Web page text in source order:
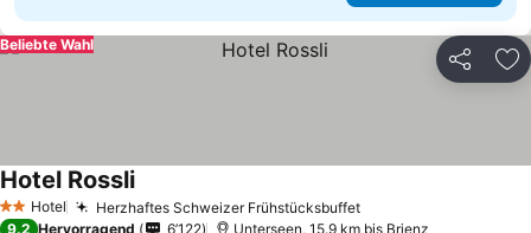
Teilen
Beliebte Wahl
2 Sterne
Hotel Herzhaftes Schweizer Frühstücksbuffet
Hotel Rossli
9.2 Hervorragend 6’122 Unterseen, 15.9 km bis Brienz